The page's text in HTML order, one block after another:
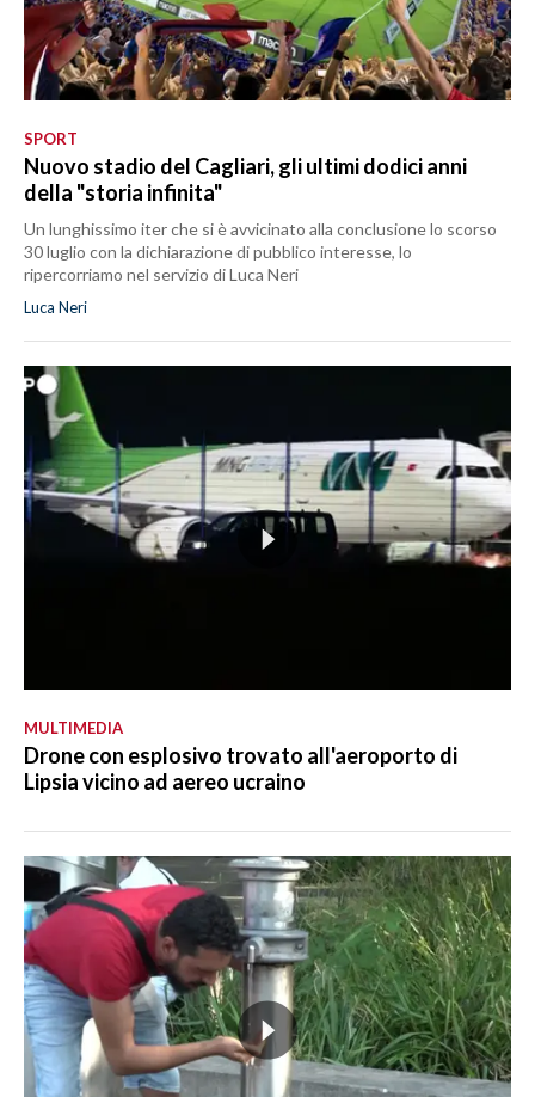
SPORT
Nuovo stadio del Cagliari, gli ultimi dodici anni
della "storia infinita"
Un lunghissimo iter che si è avvicinato alla conclusione lo scorso
30 luglio con la dichiarazione di pubblico interesse, lo
ripercorriamo nel servizio di Luca Neri
Luca Neri
MULTIMEDIA
Drone con esplosivo trovato all'aeroporto di
Lipsia vicino ad aereo ucraino